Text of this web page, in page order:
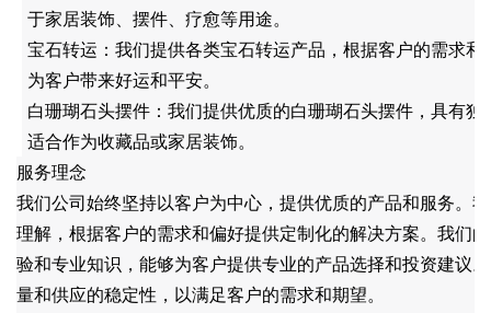
于家居装饰、摆件、疗愈等用途。
宝石转运：我们提供各类宝石转运产品，根据客户的需求和
为客户带来好运和平安。
白珊瑚石头摆件：我们提供优质的白珊瑚石头摆件，具有
适合作为收藏品或家居装饰。
服务理念
我们公司始终坚持以客户为中心，提供优质的产品和服务。
理解，根据客户的需求和偏好提供定制化的解决方案。我们
验和专业知识，能够为客户提供专业的产品选择和投资建议
量和供应的稳定性，以满足客户的需求和期望。